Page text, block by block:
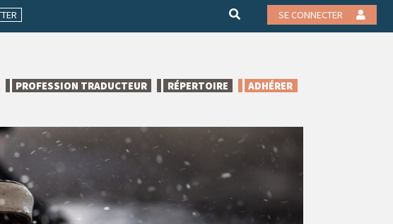
SE CONNECTER
PROFESSION TRADUCTEUR RÉPERTOIRE ADHÉRER